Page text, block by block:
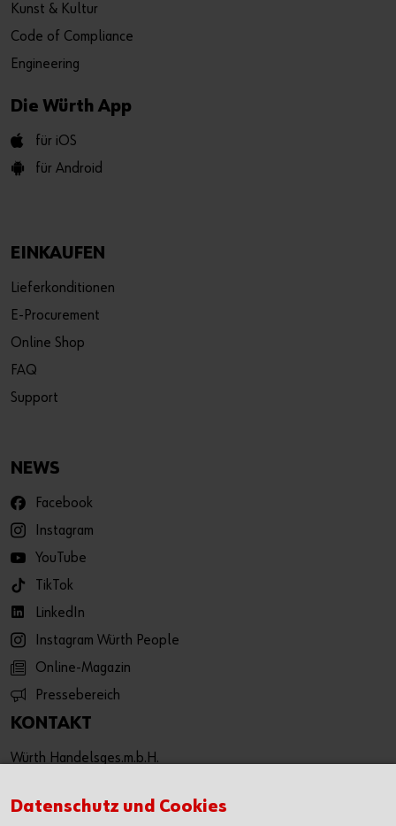
Kunst & Kultur
Code of Compliance
Engineering
Die Würth App
für iOS
für Android
EINKAUFEN
Lieferkonditionen
E-Procurement
Online Shop
FAQ
Support
NEWS
Facebook
Instagram
YouTube
TikTok
LinkedIn
Instagram Würth People
Online-Magazin
Pressebereich
KONTAKT
Würth Handelsges.m.b.H.
3071 Böheimkirchen
Datenschutz und Cookies